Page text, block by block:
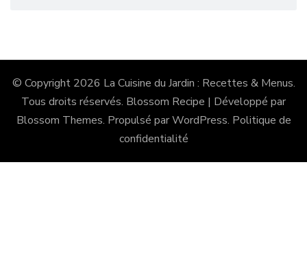
© Copyright 2026 La Cuisine du Jardin : Recettes & Menus.
Tous droits réservés. Blossom Recipe | Développé par
Blossom Themes. Propulsé parWordPress. Politique de
confidentialité